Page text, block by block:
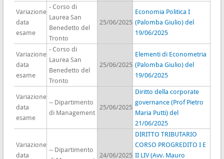
Variazione
data
esame
- Corso di
Laurea San
Benedetto del
Tronto
25/06/2025
Economia Politica I
(Palomba Giulio) del
19/06/2025
Variazione
data
esame
- Corso di
Laurea San
Benedetto del
Tronto
25/06/2025
Elementi di Econometria
(Palomba Giulio) del
19/06/2025
Variazione
data
esame
-- Dipartimento
di Management
25/06/2025
Diritto della corporate
governance (Prof Pietro
Maria Putti) del
21/06/2025
Variazione
data
-- Dipartimento
24/06/2025
DIRITTO TRIBUTARIO
CORSO PROGREDITO I E
II LIV (Avv. Mauro